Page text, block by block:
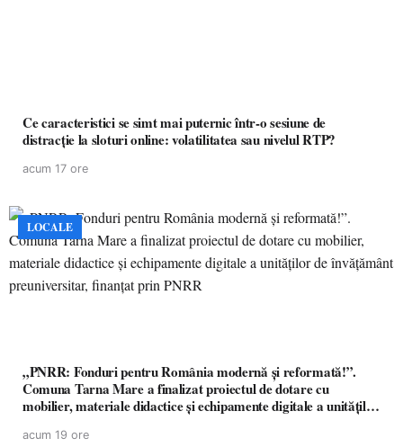
Ce caracteristici se simt mai puternic într-o sesiune de
distracție la sloturi online: volatilitatea sau nivelul RTP?
acum 17 ore
LOCALE
„PNRR: Fonduri pentru România modernă și reformată!”.
Comuna Tarna Mare a finalizat proiectul de dotare cu
mobilier, materiale didactice și echipamente digitale a unităților
acum 19 ore